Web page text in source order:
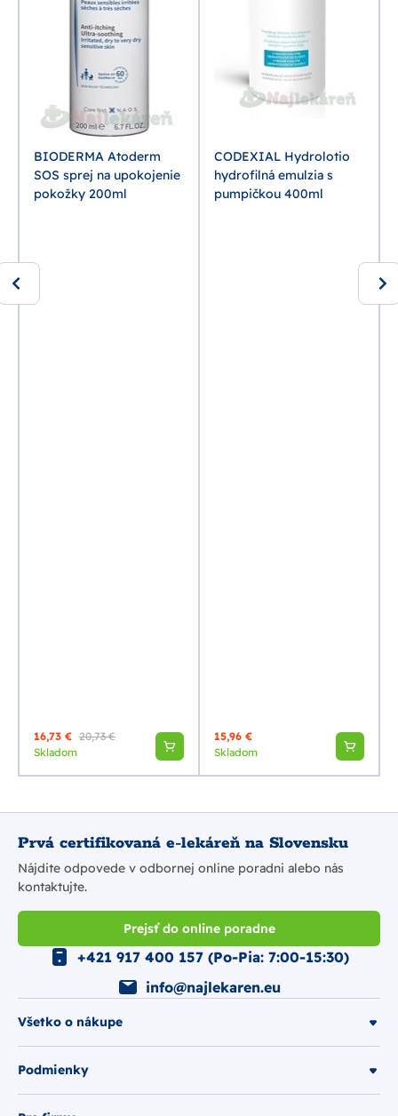
BIODERMA Atoderm
SOS sprej na upokojenie
pokožky 200ml
16,73 € 20,73 €
Skladom
CODEXIAL Hydrolotio
hydrofilná emulzia s
pumpičkou 400ml
15,96 €
Skladom
Prvá certifikovaná e-lekáreň na Slovensku
Nájdite odpovede v odbornej online poradni alebo nás
kontaktujte.
Prejsť do online poradne
Všetko o nákupe
Podmienky
+421 917 400 157 (Po-Pia: 7:00-15:30)
info@najlekaren.eu